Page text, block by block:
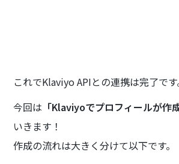
これでKlaviyo APIとの連携は完了です
今回は 「Klaviyoでプロフィールが
いきます！
作成の流れは大きく分けて以下です。